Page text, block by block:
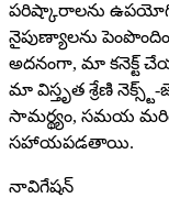
పరిష్కారాలను
నైపుణ్యాలను
అదనంగా, మా కనెక్ట్
మా విస్తృత శ్రేణి
సామర్థ్యం, సమయ
సహాయపడతాయి.
నావిగేషన్